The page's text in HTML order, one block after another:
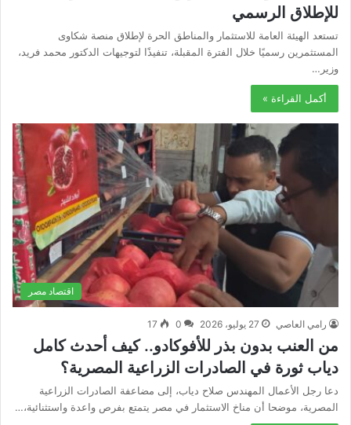
للإطلاق الرسمي
تستعد الهيئة العامة للاستثمار والمناطق الحرة لإطلاق منصة شكاوى
المستثمرين رسميًا خلال الفترة المقبلة، تنفيذًا لتوجيهات الدكتور محمد فريد،
وزير…
أكمل القراءة »
اقتصاد مصر
رامي العاصي 27 يوليو، 2026 0
17
من العنب بدون بذر للأفوكادو.. كيف أحدث كامل
دياب ثورة في الصادرات الزراعية المصرية؟
دعا رجل الأعمال المهندس صلاح دياب، إلى مضاعفة الصادرات الزراعية
المصرية، موضحا أن مناخ الاستثمار في مصر يتمتع بفرص واعدة واستثنائية،…